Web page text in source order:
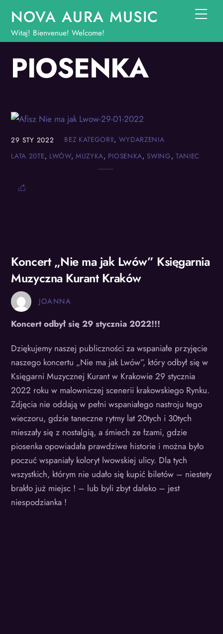
content
NOVA AURA MUSIC
Witaj! Bienvenue! Welcome!
PIOSENKA
29 STY 2022 BEZ KATEGORII, WYDARZENIA
LATA 20TE, LWÓW,MUZYKA, PIOSENKA,SWING,TANIEC
Koncert „Nie ma jak Lwów” Księgarnia
Muzyczna Kurant Kraków
JOANNA
Koncert odbył się 29 stycznia 2022!!!
Dziękujemy naszej publiczności za wspaniałe przyjęcie
naszego koncertu „Nie ma jak Lwów”, który odbył się w
Księgarni Muzycznej Kurant w Krakowie 29 stycznia
2022 roku w malowniczej scenerii krakowskiego Rynku.
Zdjęcia nie oddają w pełni wspaniałego nastroju tego
wieczoru, gdzie taneczne rytmy lat 20tych i 30tych
mieszały się z nostalgią, a śmiech ze łzami, gdzie
piosenka opowiadała prawdziwe historie i można było
poczuć wspaniały koloryt lwowskiej ulicy. Dla tych
wszystkich, którym nie udało się kupić biletów – niestety
brakło już miejsc ! – lub byli zbyt daleko – jest
niespodzianka !